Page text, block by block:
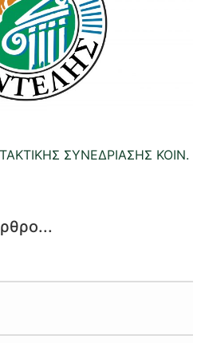
ΣΥΝΕΔΡΙΑΣΗΣ ΚΟΙΝ.